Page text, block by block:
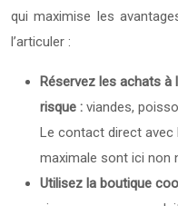
qui maximise les
l’articuler :
Réservez les achats
risque : viandes,
Le contact direct
maximale sont ici non
Utilisez la boutique